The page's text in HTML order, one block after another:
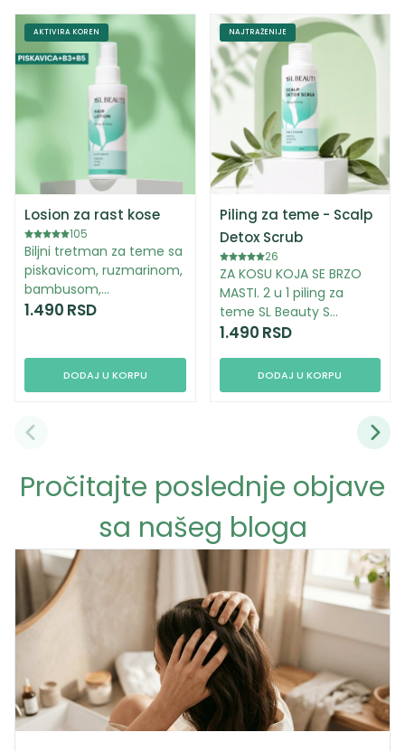
AKTIVIRA KOREN
Losion za rast kose
105
Biljni tretman za teme sa
piskavicom, ruzmarinom,
bambusom,…
1.490 RSD
DODAJ U KORPU
NAJTRAŽENIJE
Piling za teme - Scalp
Detox Scrub
26
ZA KOSU KOJA SE BRZO
MASTI. 2 u 1 piling za
teme SL Beauty S…
1.490 RSD
DODAJ U KORPU
Pročitajte poslednje objave
sa našeg bloga